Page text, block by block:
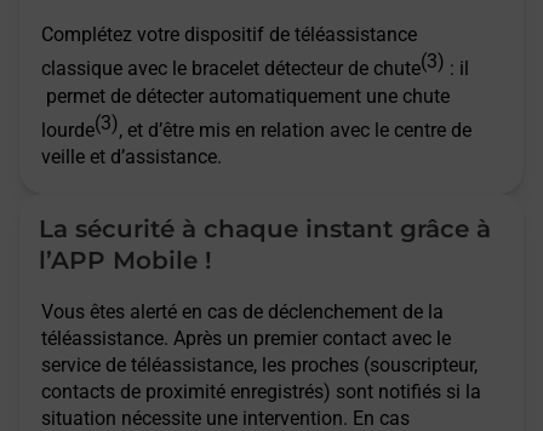
Complétez votre dispositif de téléassistance
classique avec le bracelet détecteur de chute(3) : il
permet de détecter automatiquement une chute
lourde(3), et d’être mis en relation avec le centre de
veille et d’assistance.
La sécurité à chaque instant grâce à
l’APP Mobile !
Vous êtes alerté en cas de déclenchement de la
téléassistance. Après un premier contact avec le
service de téléassistance, les proches (souscripteur,
contacts de proximité enregistrés) sont notifiés si la
situation nécessite une intervention. En cas